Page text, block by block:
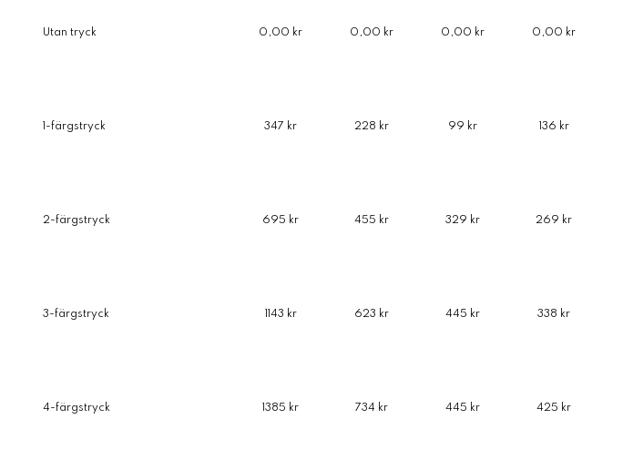
Utan tryck 0,00 kr 0,00 kr 0,00 kr 0,00 kr
1-färgstryck 347 kr 228 kr 99 kr 136 kr
2-färgstryck 695 kr 455 kr 329 kr 269 kr
3-färgstryck 1143 kr 623 kr 445 kr 338 kr
4-färgstryck 1385 kr 734 kr 445 kr 425 kr